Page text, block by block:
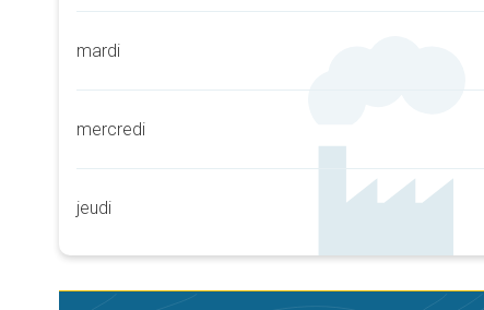
mardi
mercredi
jeudi